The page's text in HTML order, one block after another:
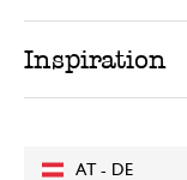
AT - DE
Inspiration